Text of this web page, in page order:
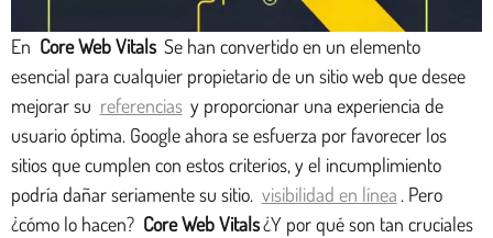
En Core Web Vitals Se han convertido en un elemento
esencial para cualquier propietario de un sitio web que desee
mejorar su referencias y proporcionar una experiencia de
usuario óptima. Google ahora se esfuerza por favorecer los
sitios que cumplen con estos criterios, y el incumplimiento
podría dañar seriamente su sitio. visibilidad en línea . Pero
¿cómo lo hacen? Core Web Vitals¿Y por qué son tan cruciales